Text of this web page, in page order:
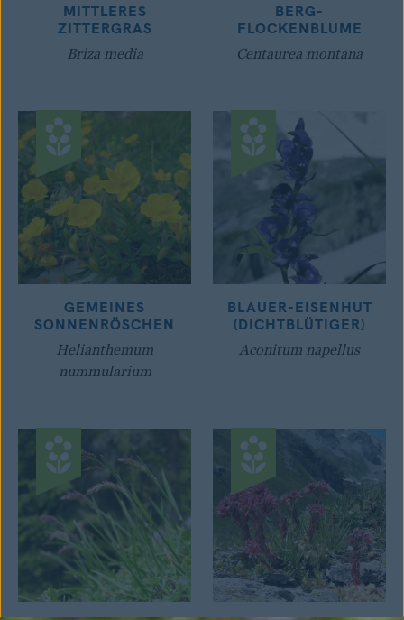
MITTLERES
ZITTERGRAS
Briza media
BERG-
FLOCKENBLUME
Centaurea montana
GEMEINES
SONNENRÖSCHEN
Helianthemum
nummularium
BLAUER-EISENHUT
(DICHTBLÜTIGER)
Aconitum napellus